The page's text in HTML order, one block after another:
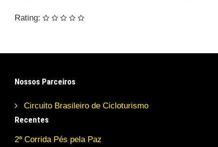
Rating:
Nossos Parceiros
Circuito Brasileiro de Cicloturismo
Recentes
2ª Corrida Pés pela Paz